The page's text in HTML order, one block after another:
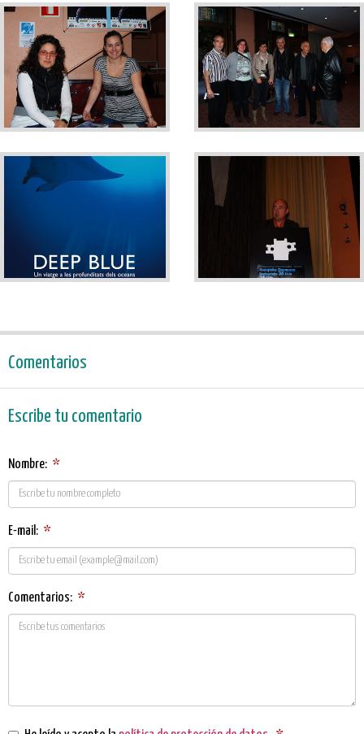
Comentarios
Escribe tu comentario
Nombre: *
E-mail: *
Comentarios: *